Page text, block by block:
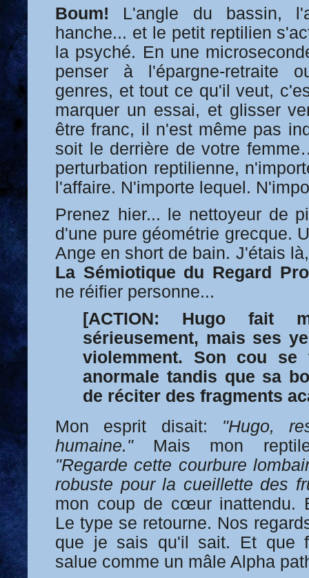
Boum! L'angle du bassin,
hanche... et le petit reptilien
la psyché. En une
penser à l'épargne-retraite
genres, et tout ce qu'il veut,
marquer un essai, et glisser
être franc, il n'est même pas
soit le derrière de votre
perturbation reptilienne,
l'affaire. N'importe lequel.
Prenez hier... le nettoyeur de
d'une pure géométrie grecque.
Ange en short de bain. J'étais
La Sémiotique du Regard
ne réifier personne...
[ACTION: Hugo fait
sérieusement, mais ses
violemment. Son cou se
anormale tandis que sa
de réciter des fragments
Mon esprit disait: "Hugo,
humaine."Mais mon
"Regarde cette courbure
robuste pour la cueillette des
mon coup de cœur inattendu.
Le type se retourne. Nos
que je sais qu'il sait. Et que
salue comme un mâle Alpha